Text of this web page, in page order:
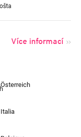
Více informací
Österreich
Italia